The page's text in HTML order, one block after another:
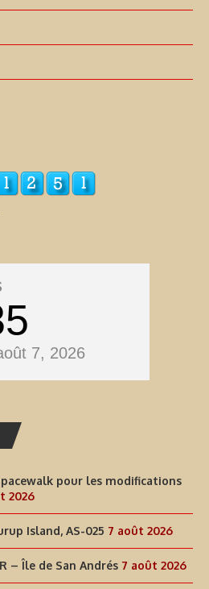
7, 2026
pour les modifications
2026
Island, AS-025 7 août 2026
– Île de San Andrés 7 août 2026